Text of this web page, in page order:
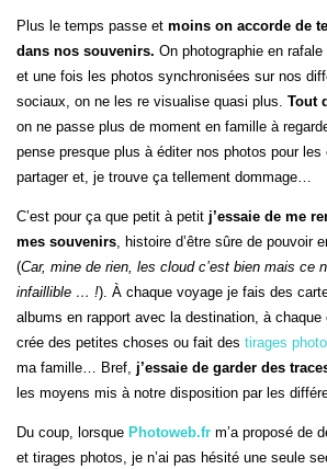
Plus le temps passe et moins on accorde de
dans nos souvenirs. On photographie en
et une fois les photos synchronisées sur nos
sociaux, on ne les re visualise quasi plus. Tout
on ne passe plus de moment en famille à
pense presque plus à éditer nos photos pour les
partager et, je trouve ça tellement dommage…
C’est pour ça que petit à petit j’essaie de me
mes souvenirs , histoire d’être sûre de pouvoir
(Car, mine de rien, les cloud c’est bien mais ce
infaillible … !). À chaque voyage je fais des
albums en rapport avec la destination, à
crée des petites choses ou fait des tirages
ma famille… Bref, j’essaie de garder des
les moyens mis à notre disposition par les
Du coup, lorsque Photoweb.fr m’a proposé de
et tirages photos, je n’ai pas hésité une seule